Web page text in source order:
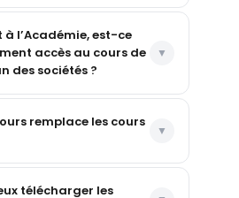
à l’Académie, est-ce
accès au cours de
des sociétés ?
remplace les cours
télécharger les